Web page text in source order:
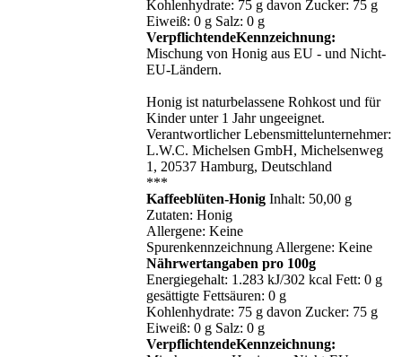
Kohlenhydrate: 75 g davon Zucker: 75 g
Eiweiß: 0 g Salz: 0 g
VerpflichtendeKennzeichnung:
Mischung von Honig aus EU - und Nicht-
EU-Ländern.
Honig ist naturbelassene Rohkost und für
Kinder unter 1 Jahr ungeeignet.
Verantwortlicher Lebensmittelunternehmer:
L.W.C. Michelsen GmbH, Michelsenweg
1, 20537 Hamburg, Deutschland
***
Kaffeeblüten-Honig Inhalt: 50,00 g
Zutaten: Honig
Allergene: Keine
Spurenkennzeichnung Allergene: Keine
Nährwertangaben pro 100g
Energiegehalt: 1.283 kJ/302 kcal Fett: 0 g
gesättigte Fettsäuren: 0 g
Kohlenhydrate: 75 g davon Zucker: 75 g
Eiweiß: 0 g Salz: 0 g
VerpflichtendeKennzeichnung: